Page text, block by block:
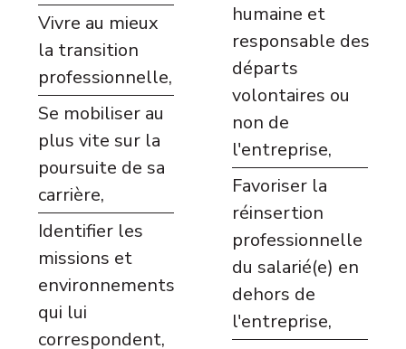
Vivre au mieux
la transition
professionnelle,
Se mobiliser au
plus vite sur la
poursuite de sa
carrière,
Identifier les
missions et
environnements
qui lui
correspondent,
humaine et
responsable des
départs
volontaires ou
non de
l'entreprise,
Favoriser la
réinsertion
professionnelle
du salarié(e) en
dehors de
l'entreprise,